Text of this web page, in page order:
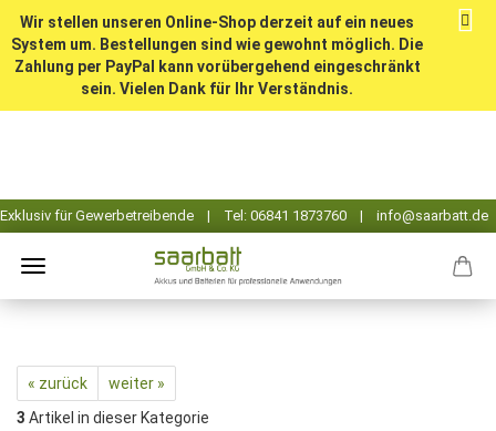
Wir stellen unseren Online-Shop derzeit auf ein neues
System um. Bestellungen sind wie gewohnt möglich. Die
Zahlung per PayPal kann vorübergehend eingeschränkt
sein. Vielen Dank für Ihr Verständnis.
« zurück
weiter »
3 Artikel in dieser Kategorie